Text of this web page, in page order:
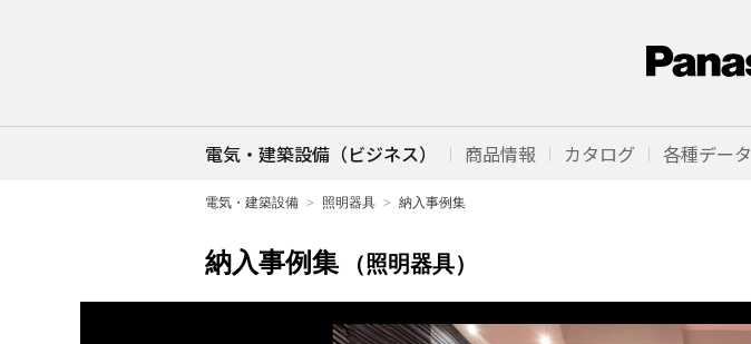
電気・建築設備（ビジネス） 商品情報 カタログ 各種データ
電気・建築設備 照明器具 納入事例集
納入事例集 （照明器具）